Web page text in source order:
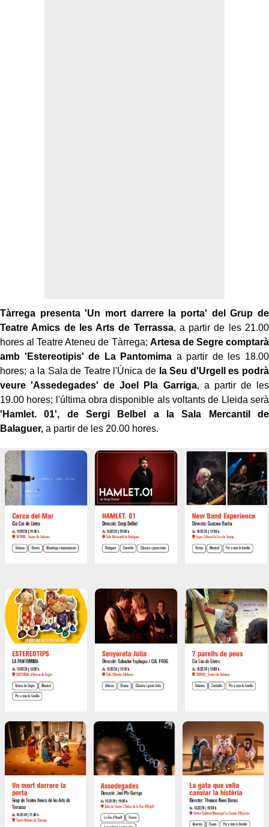
Tàrrega presenta 'Un mort darrere la porta' del Grup de
Teatre Amics de les Arts de Terrassa, a partir de les 21.00
hores al Teatre Ateneu de Tàrrega; Artesa de Segre comptarà
amb 'Estereotipis' de La Pantomima a partir de les 18.00
hores; a la Sala de Teatre l'Única de la Seu d'Urgell es podrà
veure 'Assedegades' de Joel Pla Garriga, a partir de les
19.00 hores; l'última obra disponible als voltants de Lleida serà
'Hamlet. 01', de Sergi Belbel a la Sala Mercantil de
Balaguer, a partir de les 20.00 hores.